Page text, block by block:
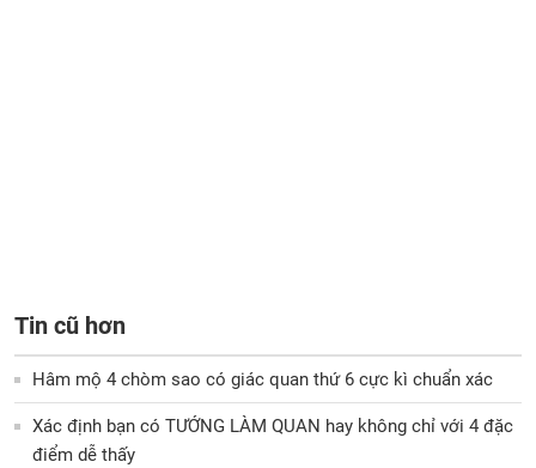
Tin cũ hơn
Hâm mộ 4 chòm sao có giác quan thứ 6 cực kì chuẩn xác
Xác định bạn có TƯỚNG LÀM QUAN hay không chỉ với 4 đặc
điểm dễ thấy